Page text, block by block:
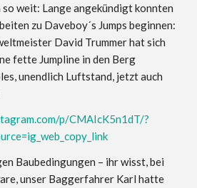
so weit: Lange angekündigt konnten
zu Daveboy´s Jumps beginnen:
David Trummer hat sich
fette Jumpline in den Berg
unendlich Luftstand, jetzt auch
p/CMAIcK5n1dT/?
Baubedingungen – ihr wisst, bei
unser Baggerfahrer Karl hatte